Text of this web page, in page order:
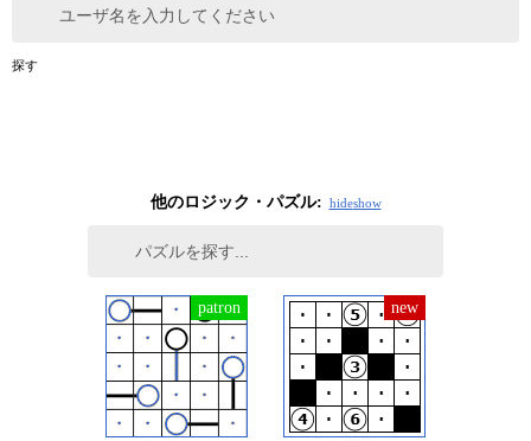
ユーザ名を入力してください
探す
他のロジック・パズル: hideshow